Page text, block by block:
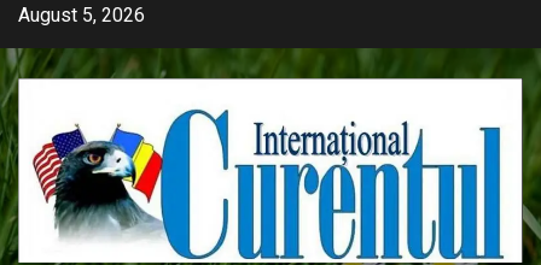
Skip
content
August 5, 2026